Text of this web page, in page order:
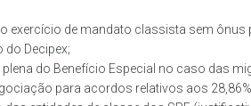
exercício de mandato classista sem ônus
do Decipex;
do Benefício Especial no caso das
para acordos relativos aos